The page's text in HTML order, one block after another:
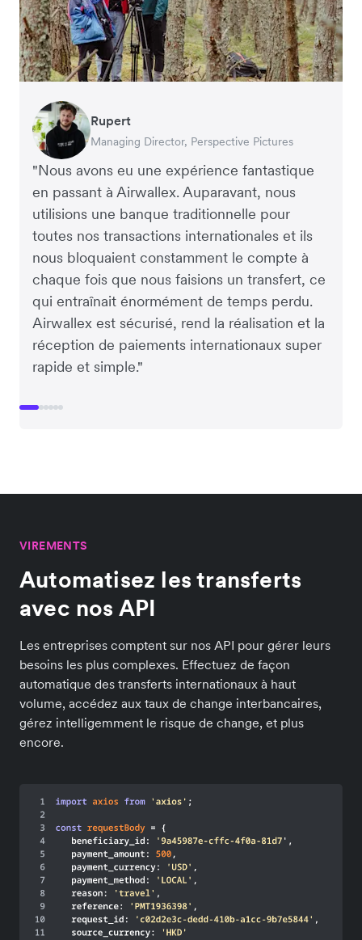
"Nous avons eu une expérience fantastique
en passant à Airwallex. Auparavant, nous
utilisions une banque traditionnelle pour
toutes nos transactions internationales et ils
nous bloquaient constamment le compte à
chaque fois que nous faisions un transfert, ce
qui entraînait énormément de temps perdu.
Airwallex est sécurisé, rend la réalisation et la
réception de paiements internationaux super
rapide et simple."
Rupert
Managing Director, Perspective Pictures
Oliver Blackmore
Directeur, Elver E-Commerce Comptables
Francois Schramek
Co-Founder, Dropterra
Murray Kester
PDG, Cosmetics Now – eCommerce
Arthur Leventhorpe
DG et Co-Fondateur, Young Goat
Gauri Nanda
PDG, Clocky
VIREMENTS
Automatisez les transferts
avec nos API
Les entreprises comptent sur nos API pour gérer leurs
besoins les plus complexes. Effectuez de façon
automatique des transferts internationaux à haut
volume, accédez aux taux de change interbancaires,
gérez intelligemment le risque de change, et plus
encore.